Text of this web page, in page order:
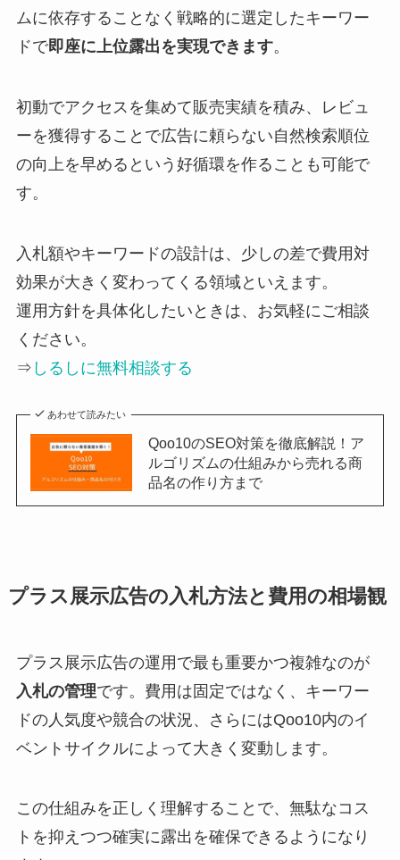
ムに依存することなく戦略的に選定したキーワー
ドで即座に上位露出を実現できます。
初動でアクセスを集めて販売実績を積み、レビュ
ーを獲得することで広告に頼らない自然検索順位
の向上を早めるという好循環を作ることも可能で
す。
入札額やキーワードの設計は、少しの差で費用対
効果が大きく変わってくる領域といえます。
運用方針を具体化したいときは、お気軽にご相談
ください。
⇒ しるしに無料相談する
あわせて読みたい
Qoo10のSEO対策を徹底解説！ア
ルゴリズムの仕組みから売れる商
品名の作り方まで
プラス展示広告の入札方法と費用の相場観
プラス展示広告の運用で最も重要かつ複雑なのが
入札の管理です。費用は固定ではなく、キーワー
ドの人気度や競合の状況、さらにはQoo10内のイ
ベントサイクルによって大きく変動します。
この仕組みを正しく理解することで、無駄なコス
トを抑えつつ確実に露出を確保できるようになり